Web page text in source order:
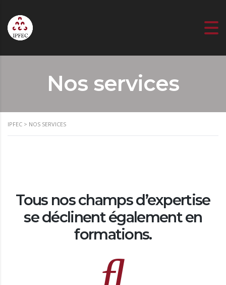
Nos services
IPFEC > NOS SERVICES
Tous nos champs d’expertise
se déclinent également en
formations.